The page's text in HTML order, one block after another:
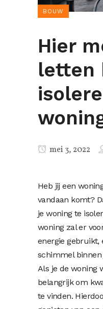
BOUW
Hier
letten
mei 3, 2022
Heb jij een
vandaan komt?
je woning te
woning zal er
energie gebruikt,
schimmel
Als je de woning
belangrijk om
te vinden.